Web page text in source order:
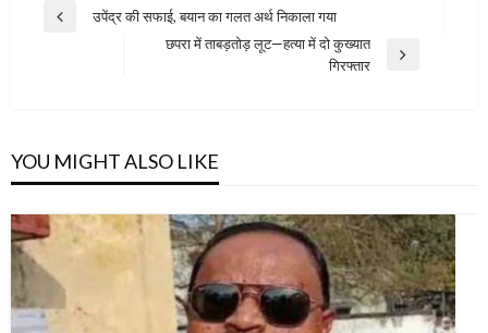
Post
Previous
उपेंद्र की सफाई, बयान का गलत अर्थ निकाला गया
छपरा में ताबड़तोड़ लूट—हत्या में दो कुख्यात
गिरफ्तार
YOU MIGHT ALSO LIKE